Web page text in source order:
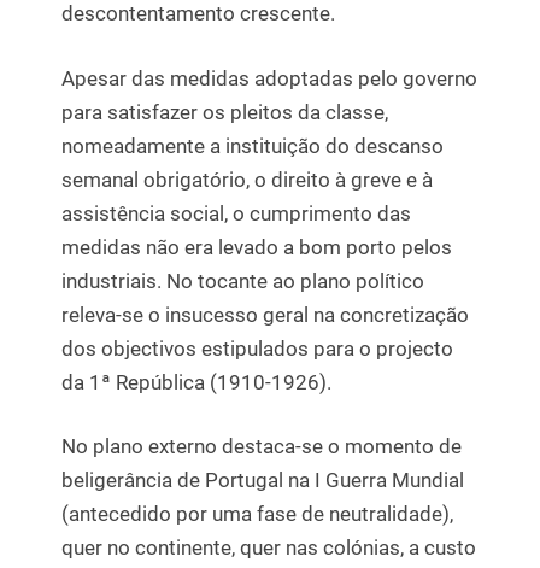
descontentamento crescente.
Apesar das medidas adoptadas pelo governo
para satisfazer os pleitos da classe,
nomeadamente a instituição do descanso
semanal obrigatório, o direito à greve e à
assistência social, o cumprimento das
medidas não era levado a bom porto pelos
industriais. No tocante ao plano político
releva-se o insucesso geral na concretização
dos objectivos estipulados para o projecto
da 1ª República (1910-1926).
No plano externo destaca-se o momento de
beligerância de Portugal na I Guerra Mundial
(antecedido por uma fase de neutralidade),
quer no continente, quer nas colónias, a custo